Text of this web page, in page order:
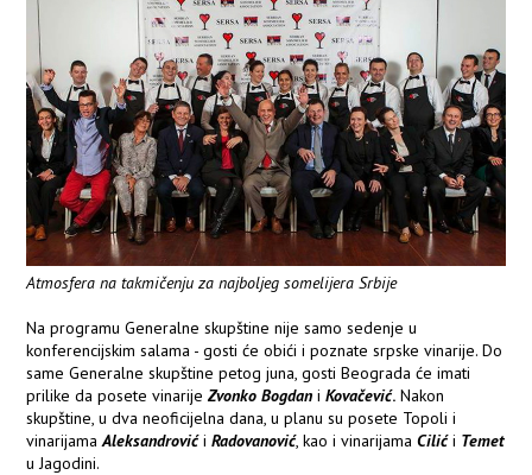
Atmosfera na takmičenju za najboljeg somelijera Srbije
Na programu Generalne skupštine nije samo sedenje u
konferencijskim salama - gosti će obići i poznate srpske vinarije. Do
same Generalne skupštine petog juna, gosti Beograda će imati
prilike da posete vinarijeZvonko Bogdan iKovačević. Nakon
skupštine, u dva neoficijelna dana, u planu su posete Topoli i
vinarijamaAleksandrović iRadovanović, kao i vinarijamaCilići Temet
u Jagodini.